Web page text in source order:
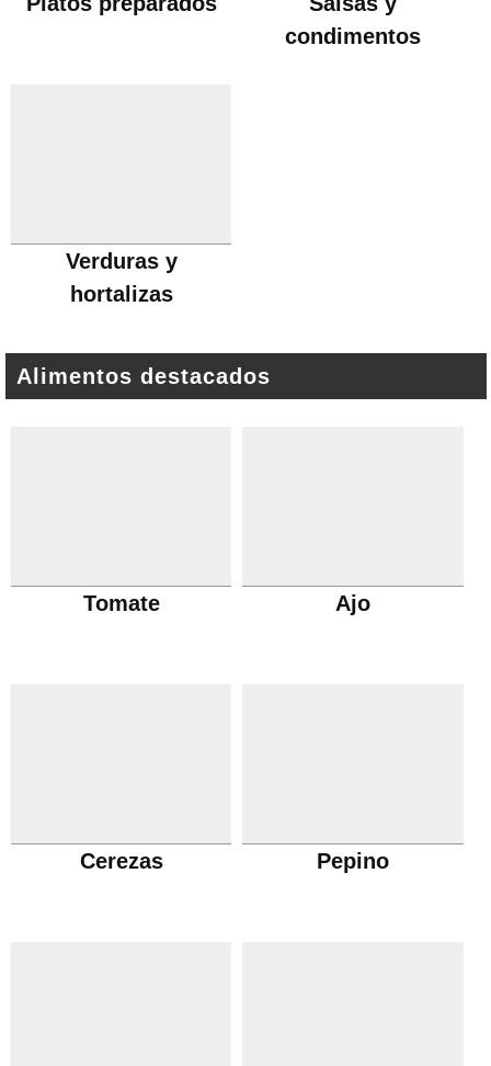
condimentos
Verduras y
hortalizas
Alimentos destacados
Tomate Ajo
Cerezas Pepino